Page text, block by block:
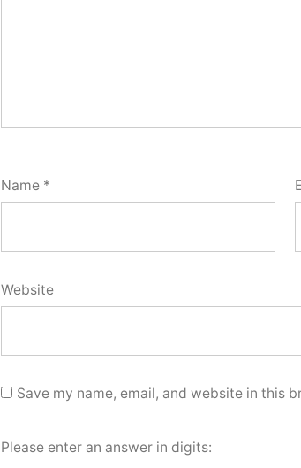
Name *
Website
Save my name, email, and website in this
Please enter an answer in digits: